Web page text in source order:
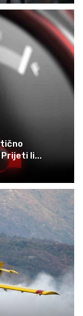
li...